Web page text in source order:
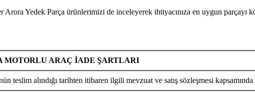
Yedek Parça ürünlerimizi de inceleyerek ihtiyacınıza en uygun parçayı
MOTORLU ARAÇ İADE ŞARTLARI
teslim alındığı tarihten itibaren ilgili mevzuat ve satış sözleşmesi